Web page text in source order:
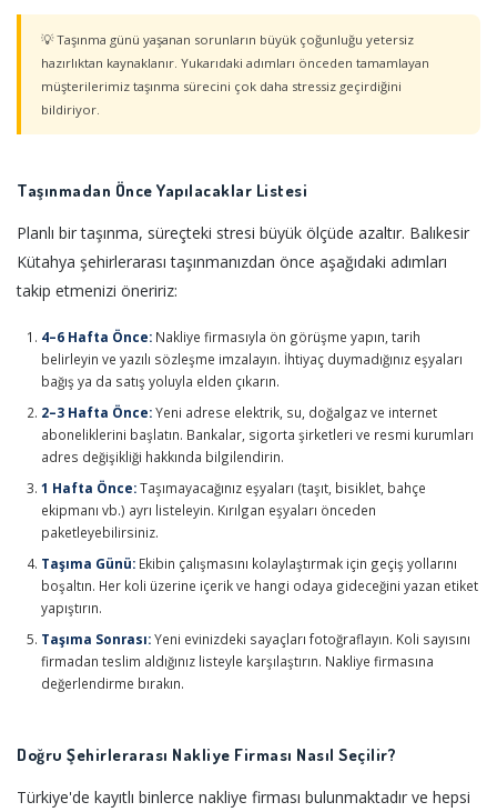
💡 Taşınma günü yaşanan sorunların büyük çoğunluğu yetersiz
hazırlıktan kaynaklanır. Yukarıdaki adımları önceden tamamlayan
müşterilerimiz taşınma sürecini çok daha stressiz geçirdiğini
bildiriyor.
Taşınmadan Önce Yapılacaklar Listesi
Planlı bir taşınma, süreçteki stresi büyük ölçüde azaltır. Balıkesir
Kütahya şehirlerarası taşınmanızdan önce aşağıdaki adımları
takip etmenizi öneririz:
4–6 Hafta Önce: Nakliye firmasıyla ön görüşme yapın, tarih
belirleyin ve yazılı sözleşme imzalayın. İhtiyaç duymadığınız eşyaları
bağış ya da satış yoluyla elden çıkarın.
2–3 Hafta Önce:Yeni adrese elektrik, su, doğalgaz ve internet
aboneliklerini başlatın. Bankalar, sigorta şirketleri ve resmi kurumları
adres değişikliği hakkında bilgilendirin.
1 Hafta Önce:Taşımayacağınız eşyaları (taşıt, bisiklet, bahçe
ekipmanı vb.) ayrı listeleyin. Kırılgan eşyaları önceden
paketleyebilirsiniz.
Taşıma Günü: Ekibin çalışmasını kolaylaştırmak için geçiş yollarını
boşaltın. Her koli üzerine içerik ve hangi odaya gideceğini yazan etiket
yapıştırın.
Taşıma Sonrası:Yeni evinizdeki sayaçları fotoğraflayın. Koli sayısını
firmadan teslim aldığınız listeyle karşılaştırın. Nakliye firmasına
değerlendirme bırakın.
Doğru Şehirlerarası Nakliye Firması Nasıl Seçilir?
Türkiye'de kayıtlı binlerce nakliye firması bulunmaktadır ve hepsi